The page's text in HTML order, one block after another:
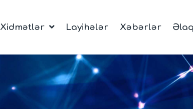
Xidmətlər Layihələr Xəbərlər